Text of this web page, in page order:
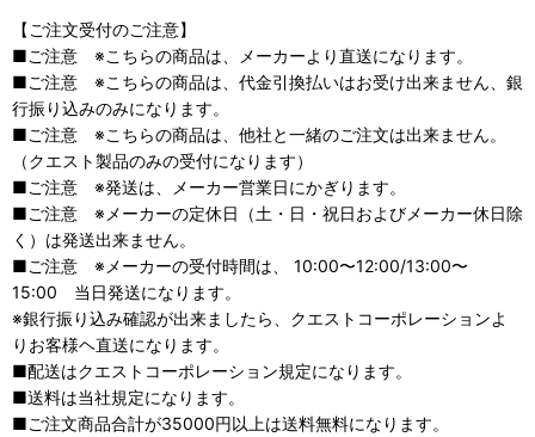
【ご注文受付のご注意】
■ご注意 ※こちらの商品は、メーカーより直送になります。
■ご注意 ※こちらの商品は、代金引換払いはお受け出来ません、銀
行振り込みのみになります。
■ご注意 ※こちらの商品は、他社と一緒のご注文は出来ません。
（クエスト製品のみの受付になります）
■ご注意 ※発送は、メーカー営業日にかぎります。
■ご注意 ※メーカーの定休日（土・日・祝日およびメーカー休日除
く）は発送出来ません。
■ご注意 ※メーカーの受付時間は、 10:00〜12:00/13:00〜
15:00 当日発送になります。
※銀行振り込み確認が出来ましたら、クエストコーポレーションよ
りお客様ヘ直送になります。
■配送はクエストコーポレーション規定になります。
■送料は当社規定になります。
■ご注文商品合計が35000円以上は送料無料になります。